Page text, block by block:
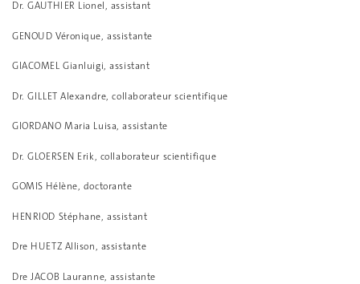
Dr. GAUTHIER Lionel, assistant
GENOUD Véronique, assistante
GIACOMEL Gianluigi, assistant
Dr. GILLET Alexandre, collaborateur scientifique
GIORDANO Maria Luisa, assistante
Dr. GLOERSEN Erik, collaborateur scientifique
GOMIS Hélène, doctorante
HENRIOD Stéphane, assistant
Dre HUETZ Allison, assistante
Dre JACOB Lauranne, assistante